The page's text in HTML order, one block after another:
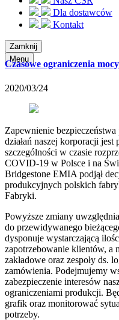
Dla dostawców
Kontakt
Zamknij
Menu
Czasowe ograniczenia
2020/03/24
Zapewnienie
działań naszej korporacji
szczególności w czasie
COVID-19 w Polsce i na
Bridgestone EMIA podjął
produkcyjnych polskich
Fabryki.
Powyższe zmiany
do przewidywanego
dysponuje wystarczającą
zapotrzebowanie klientów, a
zakładowe oraz zespoły ds.
zamówienia. Podejmujemy
zabezpieczenie interesów
ograniczeniami produkcji.
grafik oraz monitorować
potrzeby.